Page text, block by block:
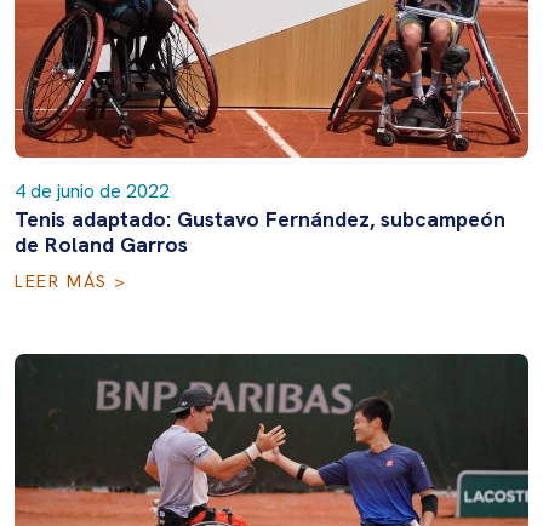
4 de junio de 2022
Tenis adaptado: Gustavo Fernández, subcampeón
de Roland Garros
LEER MÁS >